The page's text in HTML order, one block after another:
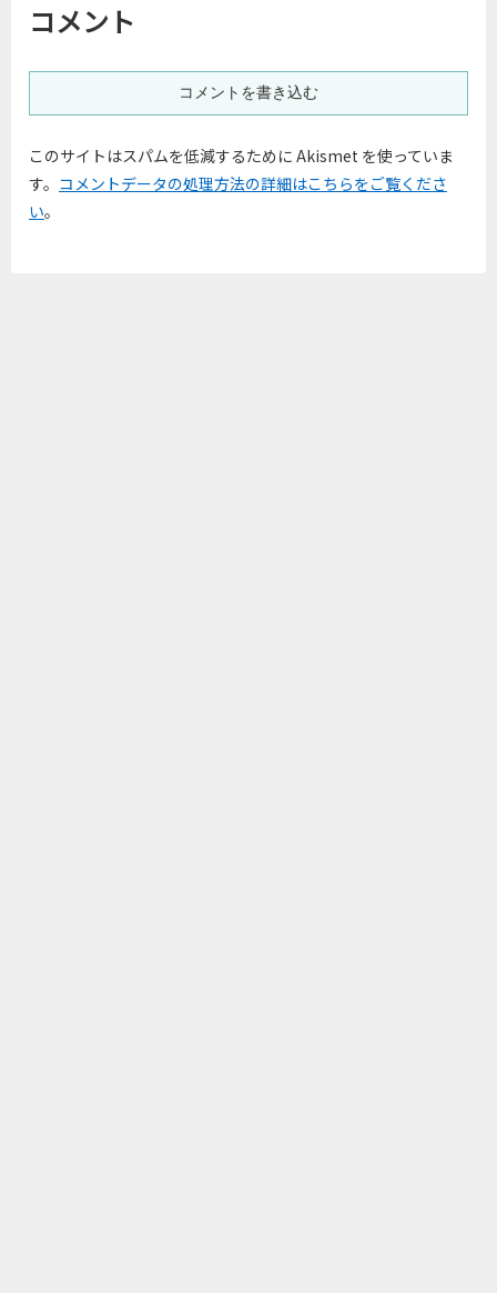
コメント
コメントを書き込む
このサイトはスパムを低減するために Akismet を使っていま
す。 コメントデータの処理方法の詳細はこちらをご覧くださ
い。